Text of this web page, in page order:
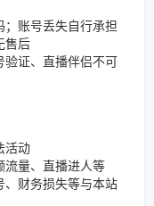
；账号丢失自行承担
售后
证、直播伴侣不可
活动
流量、直播进人等
、财务损失等与本站